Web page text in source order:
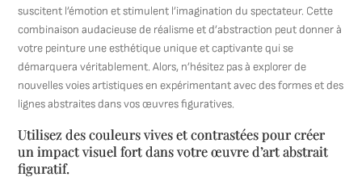
suscitent l’émotion et stimulent l’imagination du spectateur. Cette
combinaison audacieuse de réalisme et d’abstraction peut donner à
votre peinture une esthétique unique et captivante qui se
démarquera véritablement. Alors, n’hésitez pas à explorer de
nouvelles voies artistiques en expérimentant avec des formes et des
lignes abstraites dans vos œuvres figuratives.
Utilisez des couleurs vives et contrastées pour créer
un impact visuel fort dans votre œuvre d’art abstrait
figuratif.